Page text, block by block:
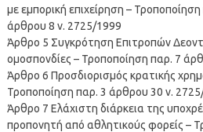
με εμπορική επιχείρηση –
άρθρου 8 ν. 2725/1999
Άρθρο 5 Συγκρότηση Επιτροπών
ομοσπονδίες – Τροποποίηση παρ. 7
Άρθρο 6 Προσδιορισμός κρατικής
Τροποποίηση παρ. 3 άρθρου 30 ν.
Άρθρο 7 Ελάχιστη διάρκεια της
προπονητή από αθλητικούς φορείς –